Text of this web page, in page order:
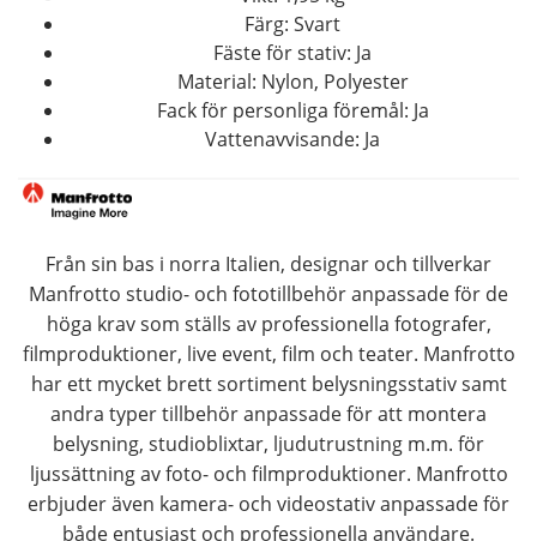
Färg: Svart
Fäste för stativ: Ja
Material: Nylon, Polyester
Fack för personliga föremål: Ja
Vattenavvisande: Ja
Från sin bas i norra Italien, designar och tillverkar
Manfrotto studio- och fototillbehör anpassade för de
höga krav som ställs av professionella fotografer,
filmproduktioner, live event, film och teater. Manfrotto
har ett mycket brett sortiment belysningsstativ samt
andra typer tillbehör anpassade för att montera
belysning, studioblixtar, ljudutrustning m.m. för
ljussättning av foto- och filmproduktioner. Manfrotto
erbjuder även kamera- och videostativ anpassade för
både entusiast och professionella användare.